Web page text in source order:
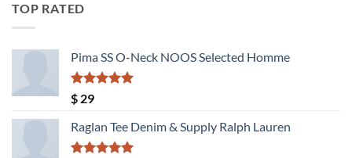
TOP RATED
Pima SS O-Neck NOOS Selected Homme
Valorado
con
de 5
$ 29
Raglan Tee Denim & Supply Ralph Lauren